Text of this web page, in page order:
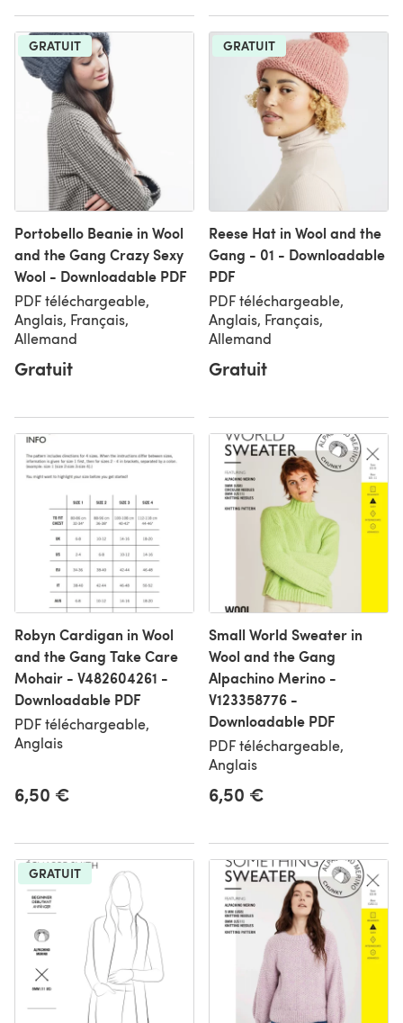
GRATUIT
Portobello Beanie in Wool
and the Gang Crazy Sexy
Wool - Downloadable PDF
PDF téléchargeable,
Anglais, Français,
Allemand
Gratuit
GRATUIT
Reese Hat in Wool and the
Gang - 01 - Downloadable
PDF
PDF téléchargeable,
Anglais, Français,
Allemand
Gratuit
Robyn Cardigan in Wool
and the Gang Take Care
Mohair - V482604261 -
Downloadable PDF
PDF téléchargeable,
Anglais
6,50 €
Small World Sweater in
Wool and the Gang
Alpachino Merino -
V123358776 -
Downloadable PDF
PDF téléchargeable,
Anglais
6,50 €
GRATUIT